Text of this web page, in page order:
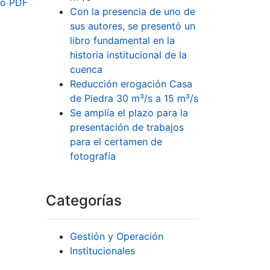
PDF
Con la presencia de uno de
sus autores, se presentó un
libro fundamental en la
historia institucional de la
cuenca
Reducción erogación Casa
de Piedra 30 m³/s a 15 m³/s
Se amplía el plazo para la
presentación de trabajos
para el certamen de
fotografía
Categorías
Gestión y Operación
Institucionales